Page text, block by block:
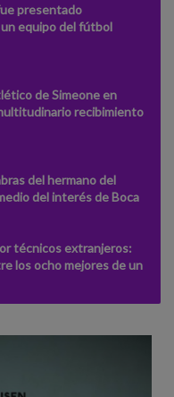
presentado
equipo del fútbol
de Simeone en
recibimiento
del hermano del
del interés de Boca
técnicos extranjeros:
los ocho mejores de un